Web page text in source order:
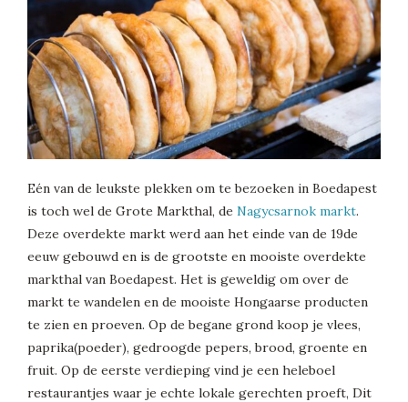
Eén van de leukste plekken om te bezoeken in Boedapest
is toch wel de Grote Markthal, de Nagycsarnok markt.
Deze overdekte markt werd aan het einde van de 19de
eeuw gebouwd en is de grootste en mooiste overdekte
markthal van Boedapest. Het is geweldig om over de
markt te wandelen en de mooiste Hongaarse producten
te zien en proeven. Op de begane grond koop je vlees,
paprika(poeder), gedroogde pepers, brood, groente en
fruit. Op de eerste verdieping vind je een heleboel
restaurantjes waar je echte lokale gerechten proeft, Dit